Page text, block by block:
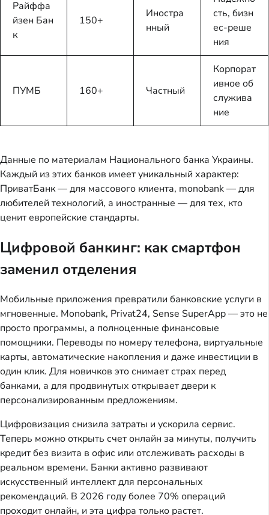
Райффа
йзен Бан
к
150+
Иностра
нный
сть, бизн
ес-реше
ния
ПУМБ 160+ Частный
Корпорат
ивное об
служива
ние
Данные по материалам Национального банка Украины.
Каждый из этих банков имеет уникальный характер:
ПриватБанк — для массового клиента, monobank — для
любителей технологий, а иностранные — для тех, кто
ценит европейские стандарты.
Цифровой банкинг: как смартфон
заменил отделения
Мобильные приложения превратили банковские услуги в
мгновенные. Monobank, Privat24, Sense SuperApp — это не
просто программы, а полноценные финансовые
помощники. Переводы по номеру телефона, виртуальные
карты, автоматические накопления и даже инвестиции в
один клик. Для новичков это снимает страх перед
банками, а для продвинутых открывает двери к
персонализированным предложениям.
Цифровизация снизила затраты и ускорила сервис.
Теперь можно открыть счет онлайн за минуты, получить
кредит без визита в офис или отслеживать расходы в
реальном времени. Банки активно развивают
искусственный интеллект для персональных
рекомендаций. В 2026 году более 70% операций
проходит онлайн, и эта цифра только растет.